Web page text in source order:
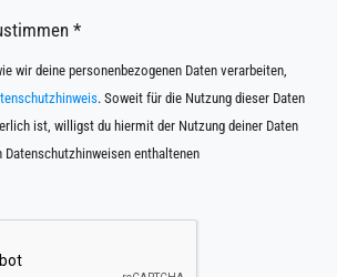
*
wir deine personenbezogenen Daten verarbeiten,
. Soweit für die Nutzung dieser Daten
ist, willigst du hiermit der Nutzung deiner Daten
Datenschutzhinweisen enthaltenen